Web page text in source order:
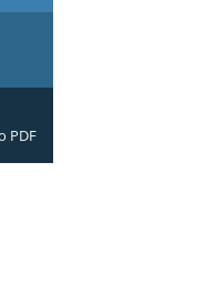
PDF